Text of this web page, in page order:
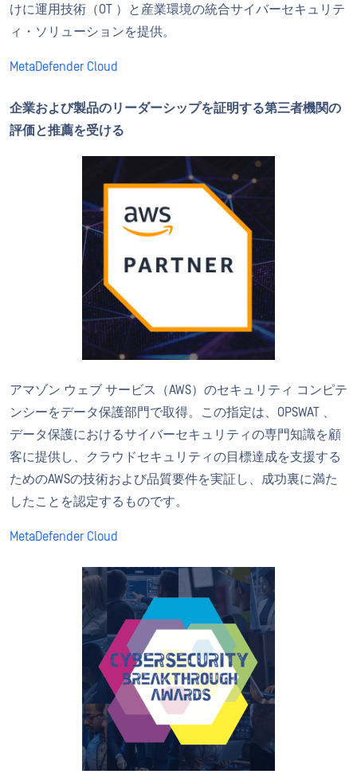
けに運用技術（OT ）と産業環境の統合サイバーセキュリテ
ィ・ソリューションを提供。
MetaDefender Cloud
企業および製品のリーダーシップを証明する第三者機関の
評価と推薦を受ける
アマゾン ウェブ サービス（AWS）のセキュリティ コンピテ
ンシーをデータ保護部門で取得。この指定は、OPSWAT 、
データ保護におけるサイバーセキュリティの専門知識を顧
客に提供し、クラウドセキュリティの目標達成を支援する
ためのAWSの技術および品質要件を実証し、成功裏に満た
したことを認定するものです。
MetaDefender Cloud